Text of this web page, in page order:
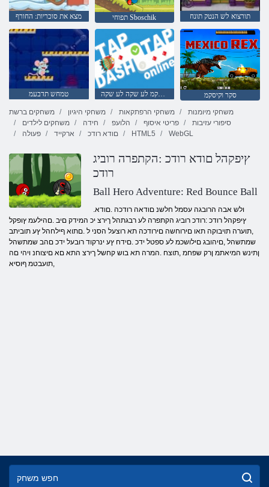
מצא את סוכריות: החורף תפוחי Sboschik תורצוא לש הנטק תונח
טמחש תדבעמ ןווקמ ףקמ לע שקה לע שקה
סקר וקיסקמ
משחקים ברשת
משחקי היגיון משחקי הרפתקאות
משחקי מיומנות
משחקים לילדים
חידה הלועפ פריטי איסוף
סיפורי עזיבות
פעולה
ארקייד םודא רודכ HTML5 WebGL
ץיפקהל םודא רודכ :הקתפרה רוביג
רודכ
Ball Hero Adventure: Red Bounce Ball
ץיפקהל רודכ :רודכ רוביג הקתפרה לע רבגתהל ךירצ יכ המידק םיב .םהילעמ ץופקל
,תוערה תויבוקה תאו םירוחשה םירודכה תא רוצעל הסני ל .םתוא ףילחהל ץע תוביתב
שמתשהל ,םיהובג םילושכמ לע ספטל ידכ .םידח ץע ינרקוד רובעל ידכ םהב שמתשהל
ןתינש המיאתמ ןרק שפחמ ,תוצח .המרה תא בוש קחשל ךירצ התא םא םיצוחנ ויהי םה
,תועבטמ ףוסיא